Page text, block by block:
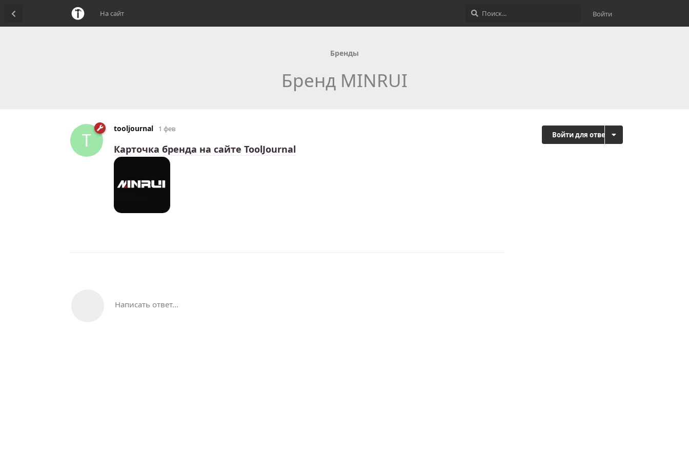
На сайт Войти
Бренды
Бренд MINRUI
Войти для ответа
T
tooljournal 1 фев
Карточка бренда на сайте ToolJournal
Написать ответ...